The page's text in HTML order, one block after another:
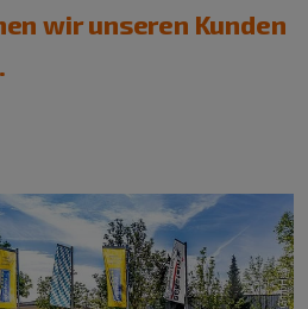
wir unseren Kunden